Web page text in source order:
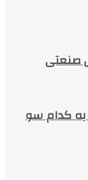
صنعتی
به کدام سو